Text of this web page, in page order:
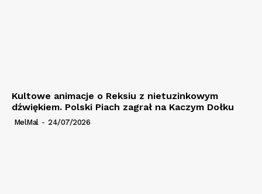
Kultowe animacje o Reksiu z nietuzinkowym
dźwiękiem. Polski Piach zagrał na Kaczym Dołku
MelMal - 24/07/2026